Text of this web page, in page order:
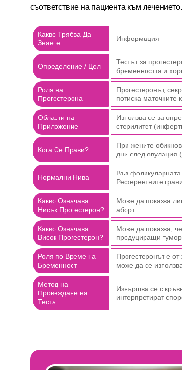
съответствие на пациента към лечението.
Какво Трябва Да
Знаете
Информация
Определение / Цел
Тестът за
бременността и
Роля на
Прогестерона
Прогестеронът,
потиска маточните
Области на
Приложение
Използва се за
стерилитет
Кога Се Прави?
При жените
дни след овулация
Нормални Нива
Във фоликуларната
Референтните
Какво Означава
Нисък Прогестерон?
Може да показва
аборт.
Какво Означава
Висок Прогестерон?
Може да показва,
продуциращи
Роля по Време на
Бременност
Прогестеронът е
може да се
Метод на
Провеждане на
Теста
Извършва се с
интерпретират